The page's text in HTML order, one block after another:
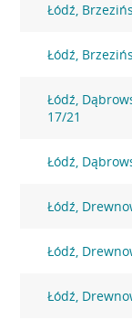
Łódź,
Łódź,
Łódź,
17/21
Łódź,
Łódź,
Łódź,
Łódź,